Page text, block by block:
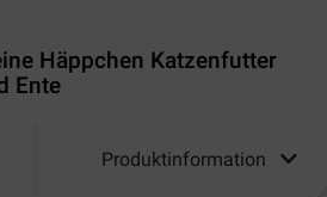
Häppchen Katzenfutter
Ente
Produktinformation